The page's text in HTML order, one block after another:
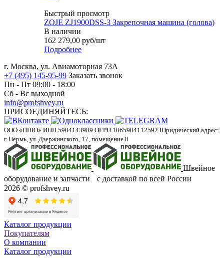
Быстрый просмотр
ZOJE ZJ1900DSS-3 Закрепочная машина (голова)
В наличии
162 279,00 руб/шт
Подробнее
г. Москва, ул. Авиамоторная 73А
+7 (495) 145-95-99 Заказать звонок
Пн - Пт 09:00 - 18:00
Сб - Вс выходной
info@profshvey.ru
ПРИСОЕДИНЯЙТЕСЬ:
ООО «ПШО» ИНН 5904143989 ОГРН 1065904112592 Юридический адрес:
г. Пермь, ул. Дзержинского, 17, помещение 8
Швейное
оборудование и запчасти с доставкой по всей России
2026 © profshvey.ru
Каталог продукции
Покупателям
О компании
Каталог продукции